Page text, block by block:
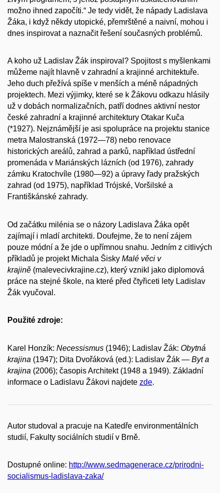
možno ihned započíti.“ Je tedy vidět, že nápady Ladislava
Žáka, i když někdy utopické, přemrštěné a naivní, mohou i
dnes inspirovat a naznačit řešení současných problémů.
A koho už Ladislav Žák inspiroval? Spojitost s myšlenkami
můžeme najít hlavně v zahradní a krajinné architektuře.
Jeho duch přežívá spíše v menších a méně nápadných
projektech. Mezi výjimky, které se k Žákovu odkazu hlásily
už v dobách normalizačních, patří dodnes aktivní nestor
české zahradní a krajinné architektury Otakar Kuča
(*1927). Nejznámější je asi spolupráce na projektu stanice
metra Malostranská (1972—78) nebo renovace
historických areálů, zahrad a parků, například ústřední
promenáda v Mariánských lázních (od 1976), zahrady
zámku Kratochvíle (1980—92) a úpravy řady pražských
zahrad (od 1975), například Trójské, Voršilské a
Františkánské zahrady.
Od začátku milénia se o názory Ladislava Žáka opět
zajímají i mladí architekti. Doufejme, že to není zájem
pouze módní a že jde o upřímnou snahu. Jedním z citlivých
příkladů je projekt Michala Šisky Malé věci v
krajině (malevecivkrajine.cz), který vznikl jako diplomová
práce na stejné škole, na které před čtyřiceti lety Ladislav
Žák vyučoval.
Použité zdroje:
Karel Honzík: Necessismus (1946); Ladislav Žák: Obytná
krajina (1947); Dita Dvořáková (ed.): Ladislav Žák — Byt a
krajina (2006); časopis Architekt (1948 a 1949). Základní
informace o Ladislavu Žákovi najdete zde.
Autor studoval a pracuje na Katedře environmentálních
studií, Fakulty sociálních studií v Brně.
Dostupné online: http://www.sedmagenerace.cz/prirodni-
socialismus-ladislava-zaka/